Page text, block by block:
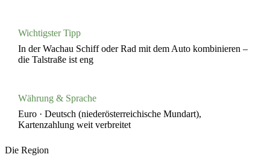
Wichtigster Tipp
In der Wachau Schiff oder Rad mit dem Auto kombinieren –
die Talstraße ist eng
Währung & Sprache
Euro · Deutsch (niederösterreichische Mundart),
Kartenzahlung weit verbreitet
Die Region